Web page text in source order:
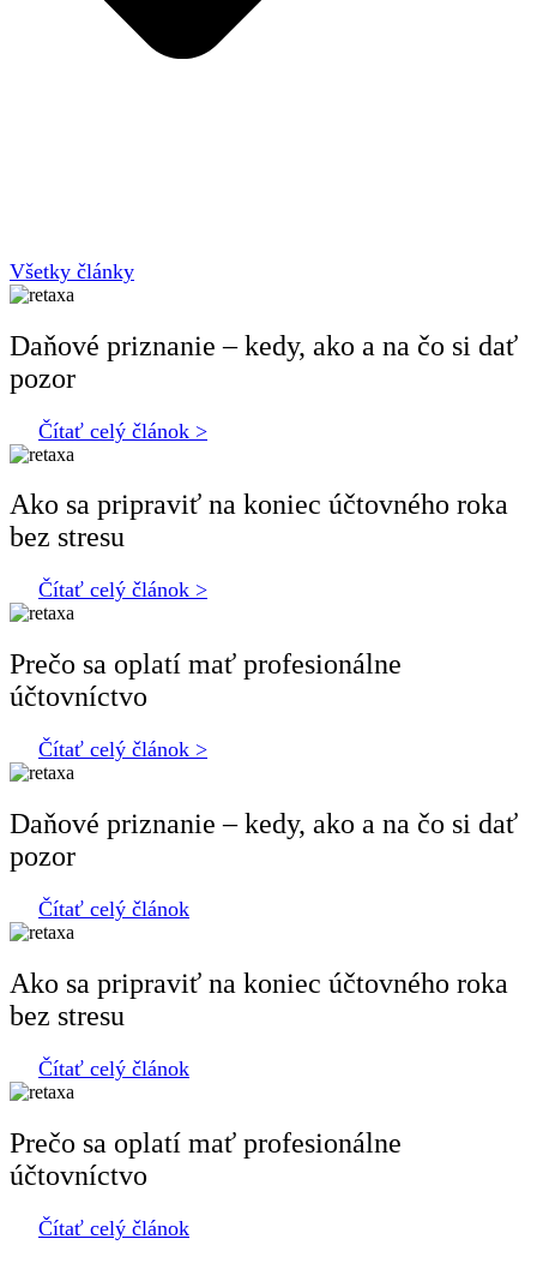
Všetky články
Daňové priznanie – kedy, ako a na čo si dať
pozor
Čítať celý článok >
Ako sa pripraviť na koniec účtovného roka
bez stresu
Čítať celý článok >
Prečo sa oplatí mať profesionálne
účtovníctvo
Čítať celý článok >
Daňové priznanie – kedy, ako a na čo si dať
pozor
Čítať celý článok
Ako sa pripraviť na koniec účtovného roka
bez stresu
Čítať celý článok
Prečo sa oplatí mať profesionálne
účtovníctvo
Čítať celý článok